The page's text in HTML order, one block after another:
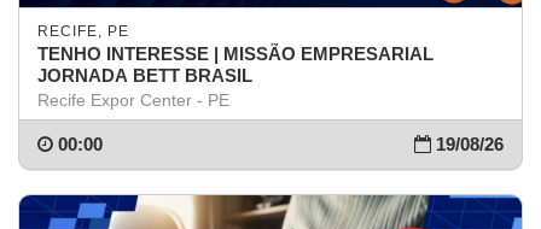
RECIFE, PE
TENHO INTERESSE | MISSÃO EMPRESARIAL
JORNADA BETT BRASIL
Recife Expor Center - PE
19/08/26
00:00